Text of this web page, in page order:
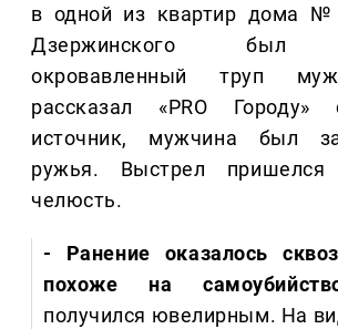
в одной из квартир дома
Дзержинского был
окровавленный труп
рассказал «PRO Городу»
источник, мужчина был
ружья. Выстрел
челюсть.
- Ранение оказалось
похоже на
получился ювелирным. На